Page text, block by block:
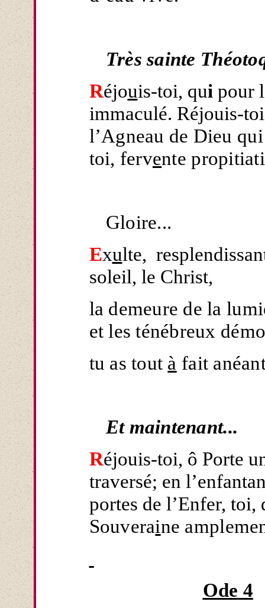
Très sainte
Réjouis-toi, quipour
immaculé. Réjouis-
l’Agneau de Dieu
toi, fervente
Gloire...
Exulte,
soleil, le Christ,
la demeure de la
et les ténébreux
tu as tout à fait
Et maintenant...
Réjouis-toi, ô Porte
traversé; en
portes de l’Enfer,
Souveraine
Ode 4